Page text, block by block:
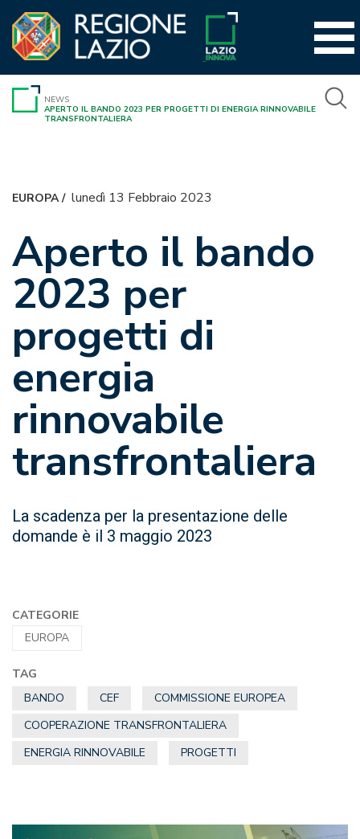
contenuto
NEWS
APERTO IL BANDO 2023 PER PROGETTI DI ENERGIA RINNOVABILE
TRANSFRONTALIERA
EUROPA/ lunedì 13 Febbraio 2023
Aperto il bando
2023 per
progetti di
energia
rinnovabile
transfrontaliera
La scadenza per la presentazione delle
domande è il 3 maggio 2023
CATEGORIE
EUROPA
TAG
BANDO
CEF
COMMISSIONE EUROPEA
COOPERAZIONE TRANSFRONTALIERA
ENERGIA RINNOVABILE
PROGETTI